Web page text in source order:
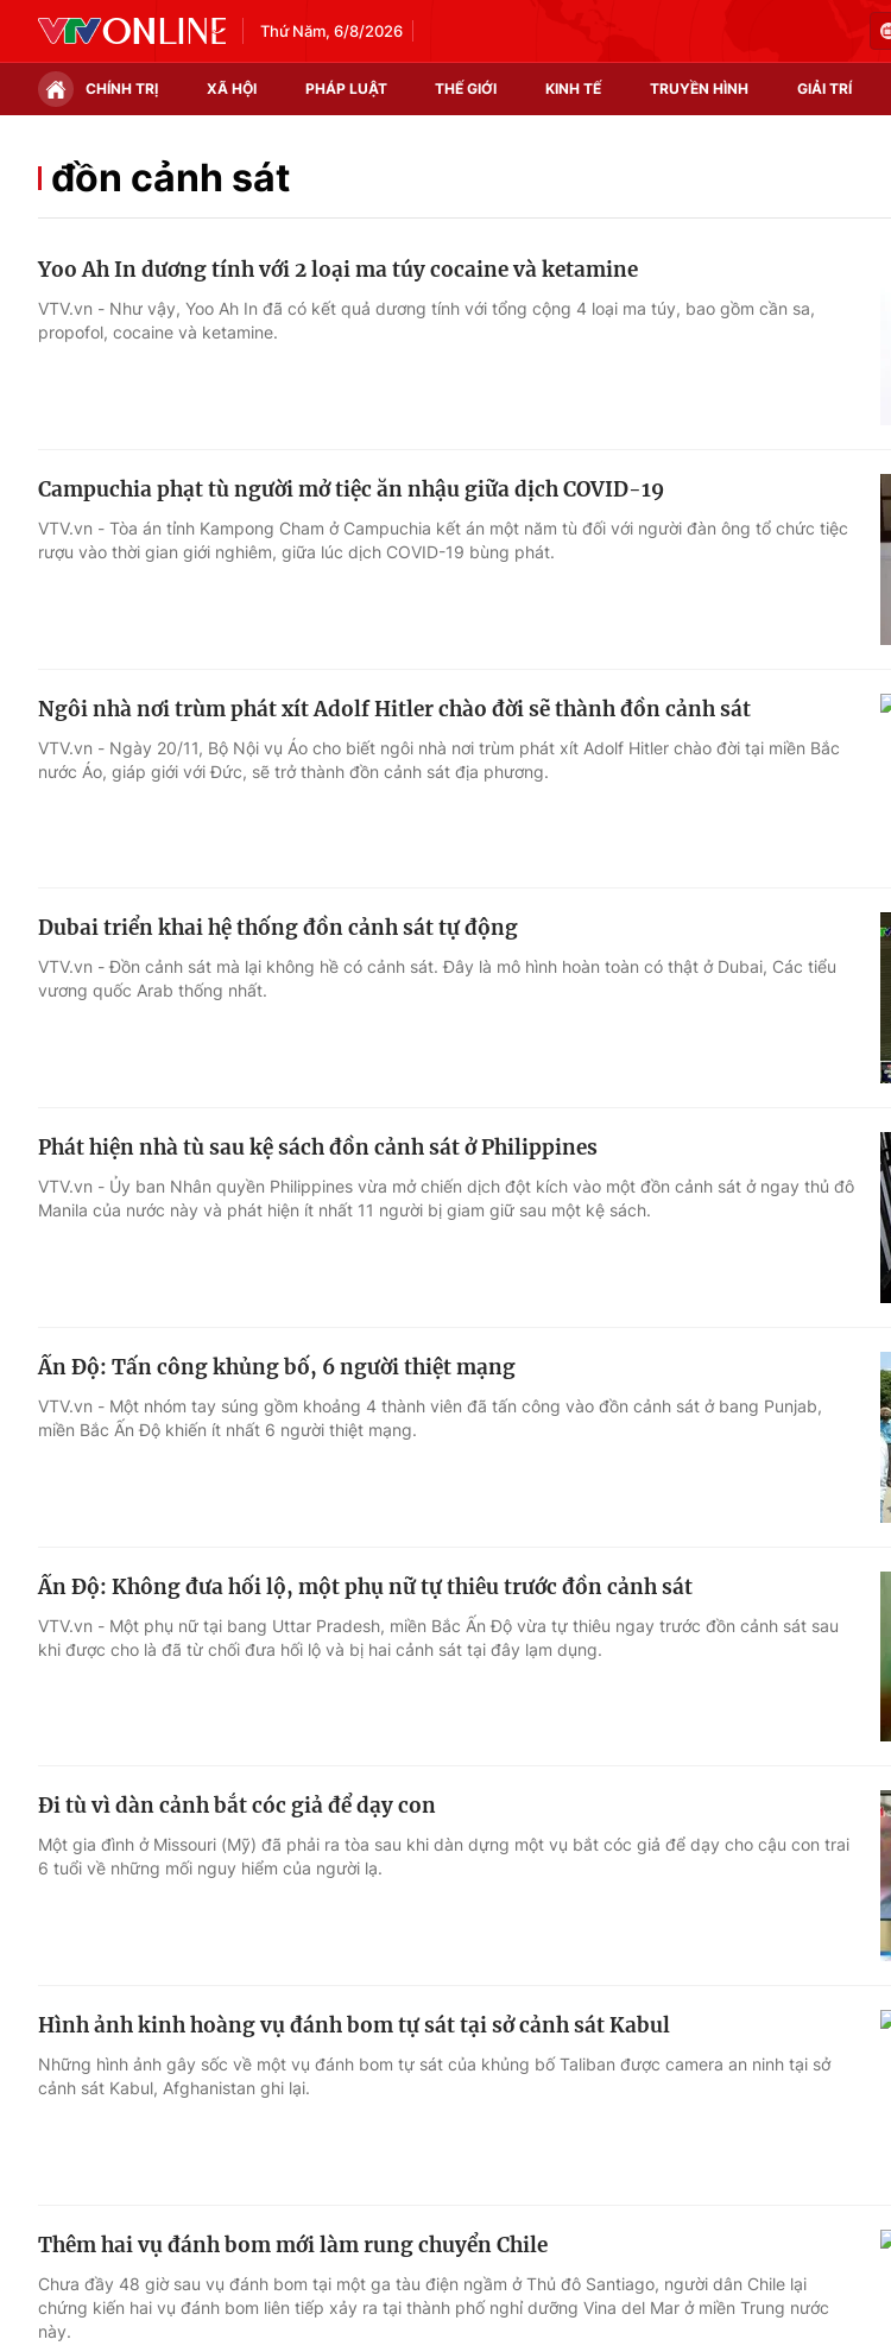
Thứ Năm, 6/8/2026
CHÍNH TRỊ XÃ HỘI PHÁP LUẬT THẾ GIỚI KINH TẾ TRUYỀN HÌNH GIẢI TRÍ
Chính trị
Thế giới đó đây
Điện ảnh
Âm nhạc
Sao
Du lịch
Làm đẹp
Chất lượng cuộc sống
Tuyển sinh
Học trực tuyến
đồn cảnh sát
Yoo Ah In dương tính với 2 loại ma túy cocaine và ketamine
VTV.vn - Như vậy, Yoo Ah In đã có kết quả dương tính với tổng cộng 4 loại ma túy, bao gồm cần sa,
propofol, cocaine và ketamine.
Campuchia phạt tù người mở tiệc ăn nhậu giữa dịch COVID-19
VTV.vn - Tòa án tỉnh Kampong Cham ở Campuchia kết án một năm tù đối với người đàn ông tổ chức tiệc
rượu vào thời gian giới nghiêm, giữa lúc dịch COVID-19 bùng phát.
Ngôi nhà nơi trùm phát xít Adolf Hitler chào đời sẽ thành đồn cảnh sát
VTV.vn - Ngày 20/11, Bộ Nội vụ Áo cho biết ngôi nhà nơi trùm phát xít Adolf Hitler chào đời tại miền Bắc
nước Áo, giáp giới với Đức, sẽ trở thành đồn cảnh sát địa phương.
Dubai triển khai hệ thống đồn cảnh sát tự động
VTV.vn - Đồn cảnh sát mà lại không hề có cảnh sát. Đây là mô hình hoàn toàn có thật ở Dubai, Các tiểu
vương quốc Arab thống nhất.
Phát hiện nhà tù sau kệ sách đồn cảnh sát ở Philippines
VTV.vn - Ủy ban Nhân quyền Philippines vừa mở chiến dịch đột kích vào một đồn cảnh sát ở ngay thủ đô
Manila của nước này và phát hiện ít nhất 11 người bị giam giữ sau một kệ sách.
Ấn Độ: Tấn công khủng bố, 6 người thiệt mạng
VTV.vn - Một nhóm tay súng gồm khoảng 4 thành viên đã tấn công vào đồn cảnh sát ở bang Punjab,
miền Bắc Ấn Độ khiến ít nhất 6 người thiệt mạng.
Ấn Độ: Không đưa hối lộ, một phụ nữ tự thiêu trước đồn cảnh sát
VTV.vn - Một phụ nữ tại bang Uttar Pradesh, miền Bắc Ấn Độ vừa tự thiêu ngay trước đồn cảnh sát sau
khi được cho là đã từ chối đưa hối lộ và bị hai cảnh sát tại đây lạm dụng.
Đi tù vì dàn cảnh bắt cóc giả để dạy con
Một gia đình ở Missouri (Mỹ) đã phải ra tòa sau khi dàn dựng một vụ bắt cóc giả để dạy cho cậu con trai
6 tuổi về những mối nguy hiểm của người lạ.
Hình ảnh kinh hoàng vụ đánh bom tự sát tại sở cảnh sát Kabul
Những hình ảnh gây sốc về một vụ đánh bom tự sát của khủng bố Taliban được camera an ninh tại sở
cảnh sát Kabul, Afghanistan ghi lại.
Thêm hai vụ đánh bom mới làm rung chuyển Chile
Chưa đầy 48 giờ sau vụ đánh bom tại một ga tàu điện ngầm ở Thủ đô Santiago, người dân Chile lại
chứng kiến hai vụ đánh bom liên tiếp xảy ra tại thành phố nghỉ dưỡng Vina del Mar ở miền Trung nước
này.